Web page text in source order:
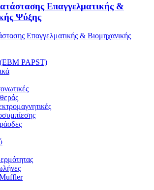
Επαγγελματικής &
Ψύξης
Επαγγελματικής & Βιομηχανικής
(ΕΒΜ PAPST)